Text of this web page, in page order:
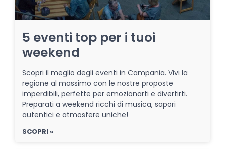
5 eventi top per i tuoi
weekend
Scopri il meglio degli eventi in Campania. Vivi la
regione al massimo con le nostre proposte
imperdibili, perfette per emozionarti e divertirti.
Preparati a weekend ricchi di musica, sapori
autentici e atmosfere uniche!
SCOPRI »